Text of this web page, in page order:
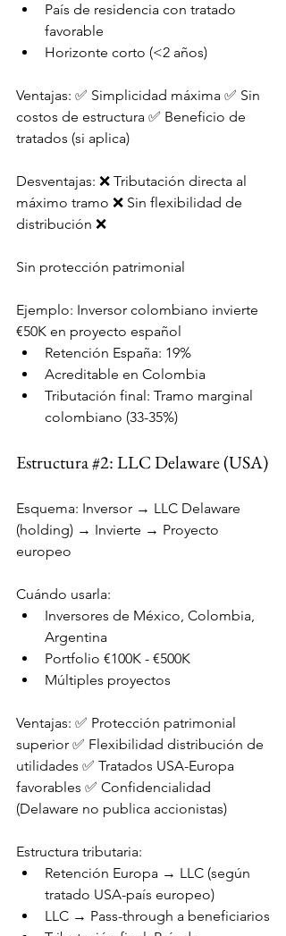
País de residencia con tratado
favorable
Horizonte corto (<2 años)
Ventajas: ✅ Simplicidad máxima ✅ Sin
costos de estructura ✅ Beneficio de
tratados (si aplica)
Desventajas: ❌ Tributación directa al
máximo tramo ❌ Sin flexibilidad de
distribución ❌
Sin protección patrimonial
Ejemplo: Inversor colombiano invierte
€50K en proyecto español
Retención España: 19%
Acreditable en Colombia
Tributación final: Tramo marginal
colombiano (33-35%)
Estructura #2: LLC Delaware (USA)
Esquema: Inversor → LLC Delaware
(holding) → Invierte → Proyecto
europeo
Cuándo usarla:
Inversores de México, Colombia,
Argentina
Portfolio €100K - €500K
Múltiples proyectos
Ventajas: ✅ Protección patrimonial
superior ✅ Flexibilidad distribución de
utilidades ✅ Tratados USA-Europa
favorables ✅ Confidencialidad
(Delaware no publica accionistas)
Estructura tributaria:
Retención Europa → LLC (según
tratado USA-país europeo)
LLC → Pass-through a beneficiarios